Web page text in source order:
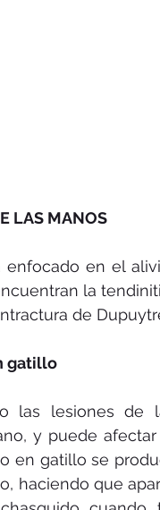
LAS MANOS
enfocado en el
la
de
gatillo
las lesiones de
y puede
en gatillo se
haciendo que